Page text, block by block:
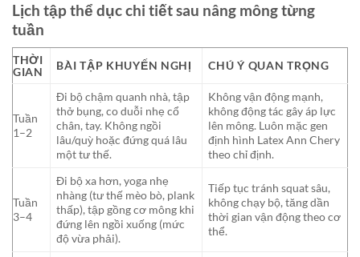
Lịch tập thể dục chi tiết sau nâng mông từng
tuần
THỜI
GIAN
BÀI TẬP KHUYẾN NGHỊ CHÚ Ý QUAN TRỌNG
Tuần
1–2
Đi bộ chậm quanh nhà, tập
thở bụng, co duỗi nhẹ cổ
chân, tay. Không ngồi
lâu/quỳ hoặc đứng quá lâu
một tư thế.
Không vận động mạnh,
không động tác gây áp lực
lên mông. Luôn mặc gen
định hình Latex Ann Chery
theo chỉ định.
Tuần
3–4
Đi bộ xa hơn, yoga nhẹ
nhàng (tư thế mèo bò, plank
thấp), tập gồng cơ mông khi
đứng lên ngồi xuống (mức
độ vừa phải).
Tiếp tục tránh squat sâu,
không chạy bộ, tăng dần
thời gian vận động theo cơ
thể.